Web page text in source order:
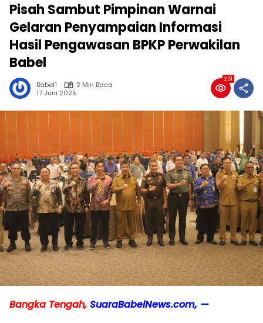
Pisah Sambut Pimpinan Warnai
Gelaran Penyampaian Informasi
Hasil Pengawasan BPKP Perwakilan
Babel
Babel1
2 Min Baca
17 Juni 2025
251
Bangka Tengah, SuaraBabelNews.com, —